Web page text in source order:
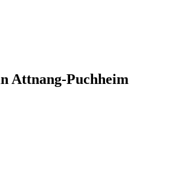
Attnang-Puchheim